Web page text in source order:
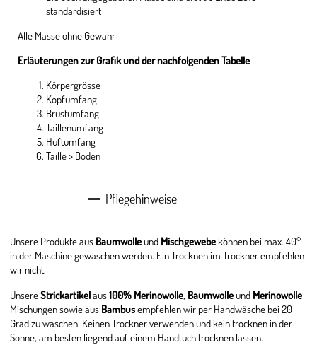
standardisiert
Alle Masse ohne Gewähr
Erläuterungen zur Grafik und der nachfolgenden Tabelle
Körpergrösse
Kopfumfang
Brustumfang
Taillenumfang
Hüftumfang
Taille > Boden
Pflegehinweise
Unsere Produkte aus Baumwolleund Mischgewebe können bei max. 40°
in der Maschine gewaschen werden. Ein Trocknen im Trockner empfehlen
wir nicht.
UnsereStrickartikelaus100% Merinowolle, Baumwolleund Merinowolle
Mischungen sowie aus Bambusempfehlen wir per Handwäsche bei 20
Grad zu waschen. Keinen Trockner verwenden und kein trocknen in der
Sonne, am besten liegend auf einem Handtuch trocknen lassen.